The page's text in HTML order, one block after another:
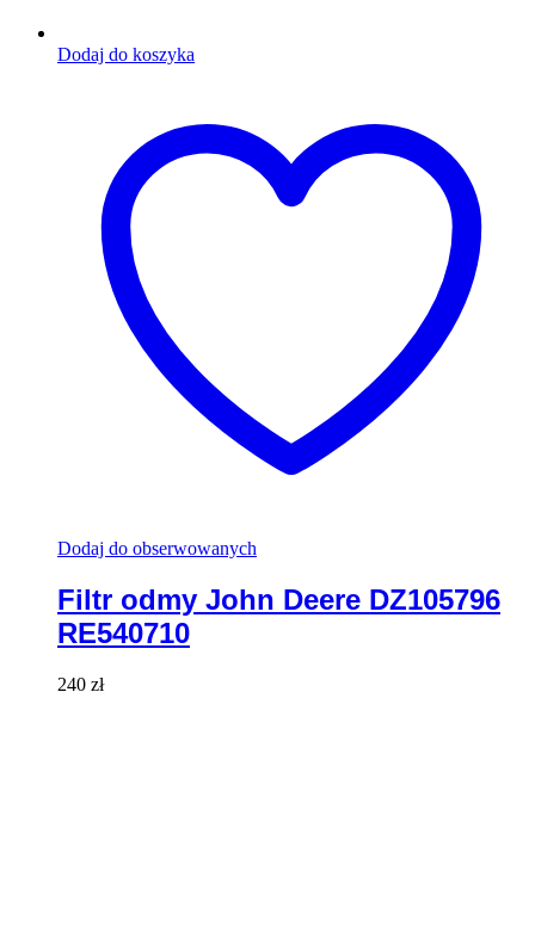
Dodaj do koszyka
Dodaj do obserwowanych
Filtr odmy John Deere DZ105796
RE540710
240 zł